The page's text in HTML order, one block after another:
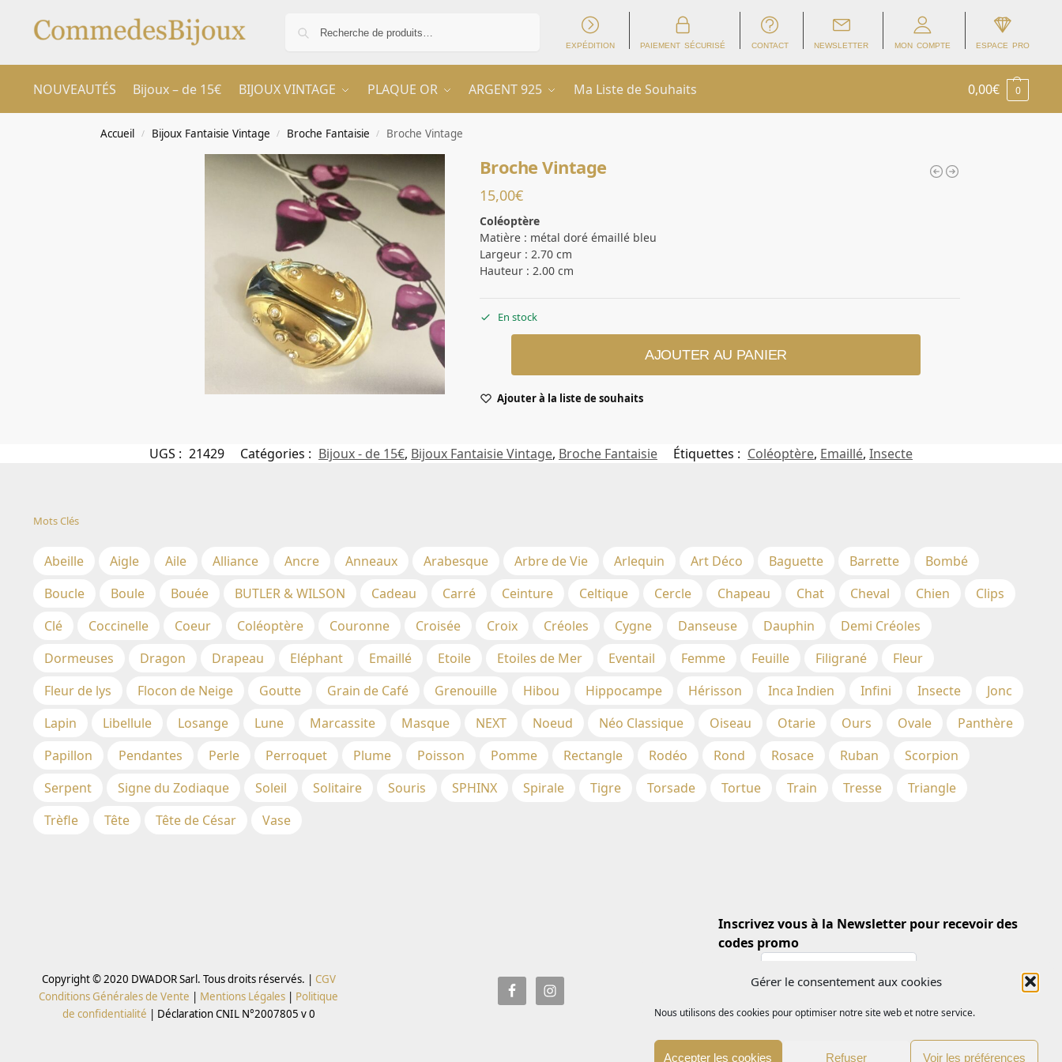
Gérer le consentement aux cookies
Nous utilisons des cookies pour optimiser notre site web et notre service.
Accepter les cookies Refuser Voir les préférences
EXPÉDITION PAIEMENT SÉCURISÉ CONTACT NEWSLETTER MON COMPTE ESPACE PRO
NOUVEAUTÉS Bijoux – de 15€ BIJOUX VINTAGE PLAQUE OR ARGENT 925 Ma Liste de Souhaits 0,00€ 0
Accueil / Bijoux Fantaisie Vintage / Broche Fantaisie / Broche Vintage
Broche Vintage
15,00€
Coléoptère
Matière : métal doré émaillé bleu
Largeur : 2.70 cm
Hauteur : 2.00 cm
En stock
AJOUTER AU PANIER
Ajouter à la liste de souhaits
UGS : 21429 Catégories : Bijoux - de 15€, Bijoux Fantaisie Vintage, Broche Fantaisie Étiquettes : Coléoptère, Emaillé, Insecte
Mots Clés
Abeille Aigle Aile Alliance Ancre Anneaux Arabesque Arbre de Vie Arlequin Art Déco Baguette Barrette
Bombé
Boucle
Boule Bouée BUTLER & WILSON Cadeau Carré Ceinture Celtique Cercle Chapeau Chat Cheval Chien
Clips
Clé
Coccinelle Coeur Coléoptère Couronne Croisée Croix Créoles Cygne Danseuse Dauphin
Demi Créoles
Dormeuses
Dragon Drapeau Eléphant Emaillé Etoile Etoiles de Mer Eventail Femme Feuille Filigrané
Fleur
Fleur de lys
Flocon de Neige Goutte Grain de Café Grenouille Hibou Hippocampe Hérisson Inca Indien Infini Insecte
Jonc
Lapin
Libellule Losange Lune Marcassite Masque NEXT Noeud Néo Classique Oiseau Otarie Ours Ovale
Panthère
Papillon
Pendantes Perle Perroquet Plume Poisson Pomme Rectangle Rodéo Rond Rosace Ruban
Scorpion
Serpent
Signe du Zodiaque Soleil Solitaire Souris SPHINX Spirale Tigre Torsade Tortue Train Tresse
Triangle
Trèfle
Tête Tête de César Vase
Copyright © 2020 DWADOR Sarl. Tous droits réservés. | CGV
Conditions Générales de Vente
Mentions Légales
Politique
de confidentialité
Déclaration CNIL N°2007805 v 0
Inscrivez vous à la Newsletter pour recevoir des
codes promo